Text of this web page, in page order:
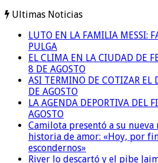
Ultimas Noticias
LUTO EN LA FAMILIA MESSI:
PULGA
EL CLIMA EN LA CIUDAD DE
8 DE AGOSTO
ASI TERMINO DE COTIZAR EL
DE AGOSTO
LA AGENDA DEPORTIVA DEL
AGOSTO
Camilota presentó a su nueva
historia de amor: «Hoy, por
escondernos»
River lo descartó y el pibe